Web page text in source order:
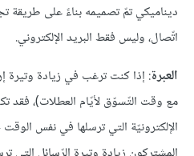
ديناميكي تمّ تصميمه بناءً على
اتّصال، وليس فقط البريد الإلكتروني.
العبرة: إذا كنت ترغب في زيادة وتيرة
مع وقت التّسوّق لأيّام العطلات)، فقد
الإلكترونيّة التي ترسلها في نفس